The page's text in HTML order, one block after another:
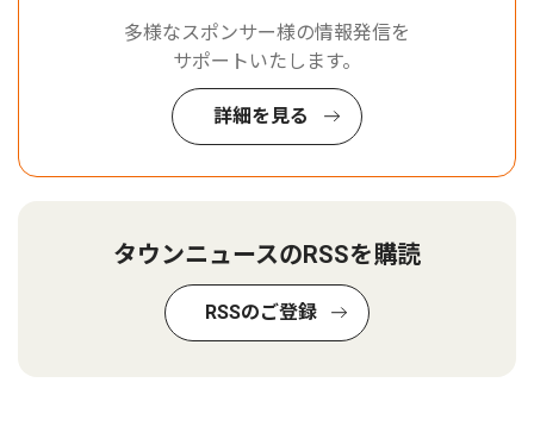
多様なスポンサー様の情報発信を
サポートいたします。
詳細を見る
タウンニュースのRSSを購読
RSSのご登録